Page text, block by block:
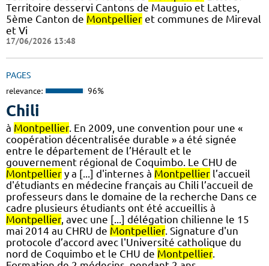
Territoire desservi Cantons de Mauguio et Lattes,
5ème Canton de Montpellier et communes de Mireval
et Vi
17/06/2026 13:48
PAGES
relevance: 96%
Chili
à Montpellier. En 2009, une convention pour une «
coopération décentralisée durable » a été signée
entre le département de l’Hérault et le
gouvernement régional de Coquimbo. Le CHU de
Montpellier y a [...] d'internes à Montpellier l’accueil
d'étudiants en médecine français au Chili l’accueil de
professeurs dans le domaine de la recherche Dans ce
cadre plusieurs étudiants ont été accueillis à
Montpellier, avec une [...] délégation chilienne le 15
mai 2014 au CHRU de Montpellier. Signature d'un
protocole d’accord avec l'Université catholique du
nord de Coquimbo et le CHU de Montpellier.